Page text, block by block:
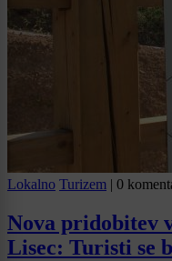
Lokalno Turizem | 0
Nova pridobitev
Lisec: Turisti se